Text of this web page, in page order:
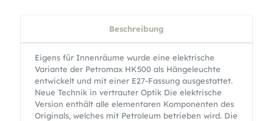
Beschreibung
Eigens für Innenräume wurde eine elektrische
Variante der Petromax HK500 als Hängeleuchte
entwickelt und mit einer E27-Fassung ausgestattet.
Neue Technik in vertrauter Optik Die elektrische
Version enthält alle elementaren Komponenten des
Originals, welches mit Petroleum betrieben wird. Die